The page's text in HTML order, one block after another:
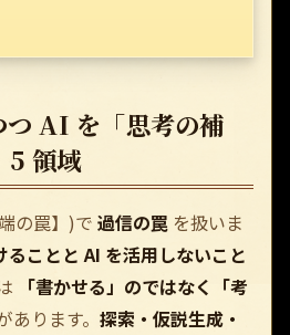
AI を「思考の補
5 領域
の罠】)で過信の罠 を扱いま
ることと AI を活用しないこと
「書かせる」のではなく「考
あります。探索・仮説生成・